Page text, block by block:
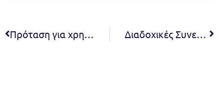
Πρόταση για χρηματοδότηση προστασίας δασικών εκτάσεων προετοιμάζει να υποβάλλει ο Δήμος Πεντέλης στο ΕΣΠΑ Διαδοχικές Συνεδριάσεις Οικονομικής Επιτροπής, Συντονιστικού Οργάνου Πολιτικής Προστασίας και συνεδρίαση των επικεφαλής των δημοτικών παρατάξεων του Δήμου Πεντέλης για την αντιμετώπιση του κορωνοϊού Covid-19